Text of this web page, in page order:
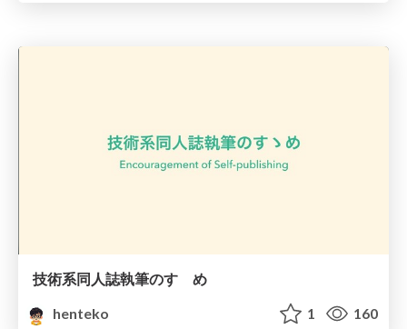
技術系同人誌執筆のすゝめ
henteko
1 160